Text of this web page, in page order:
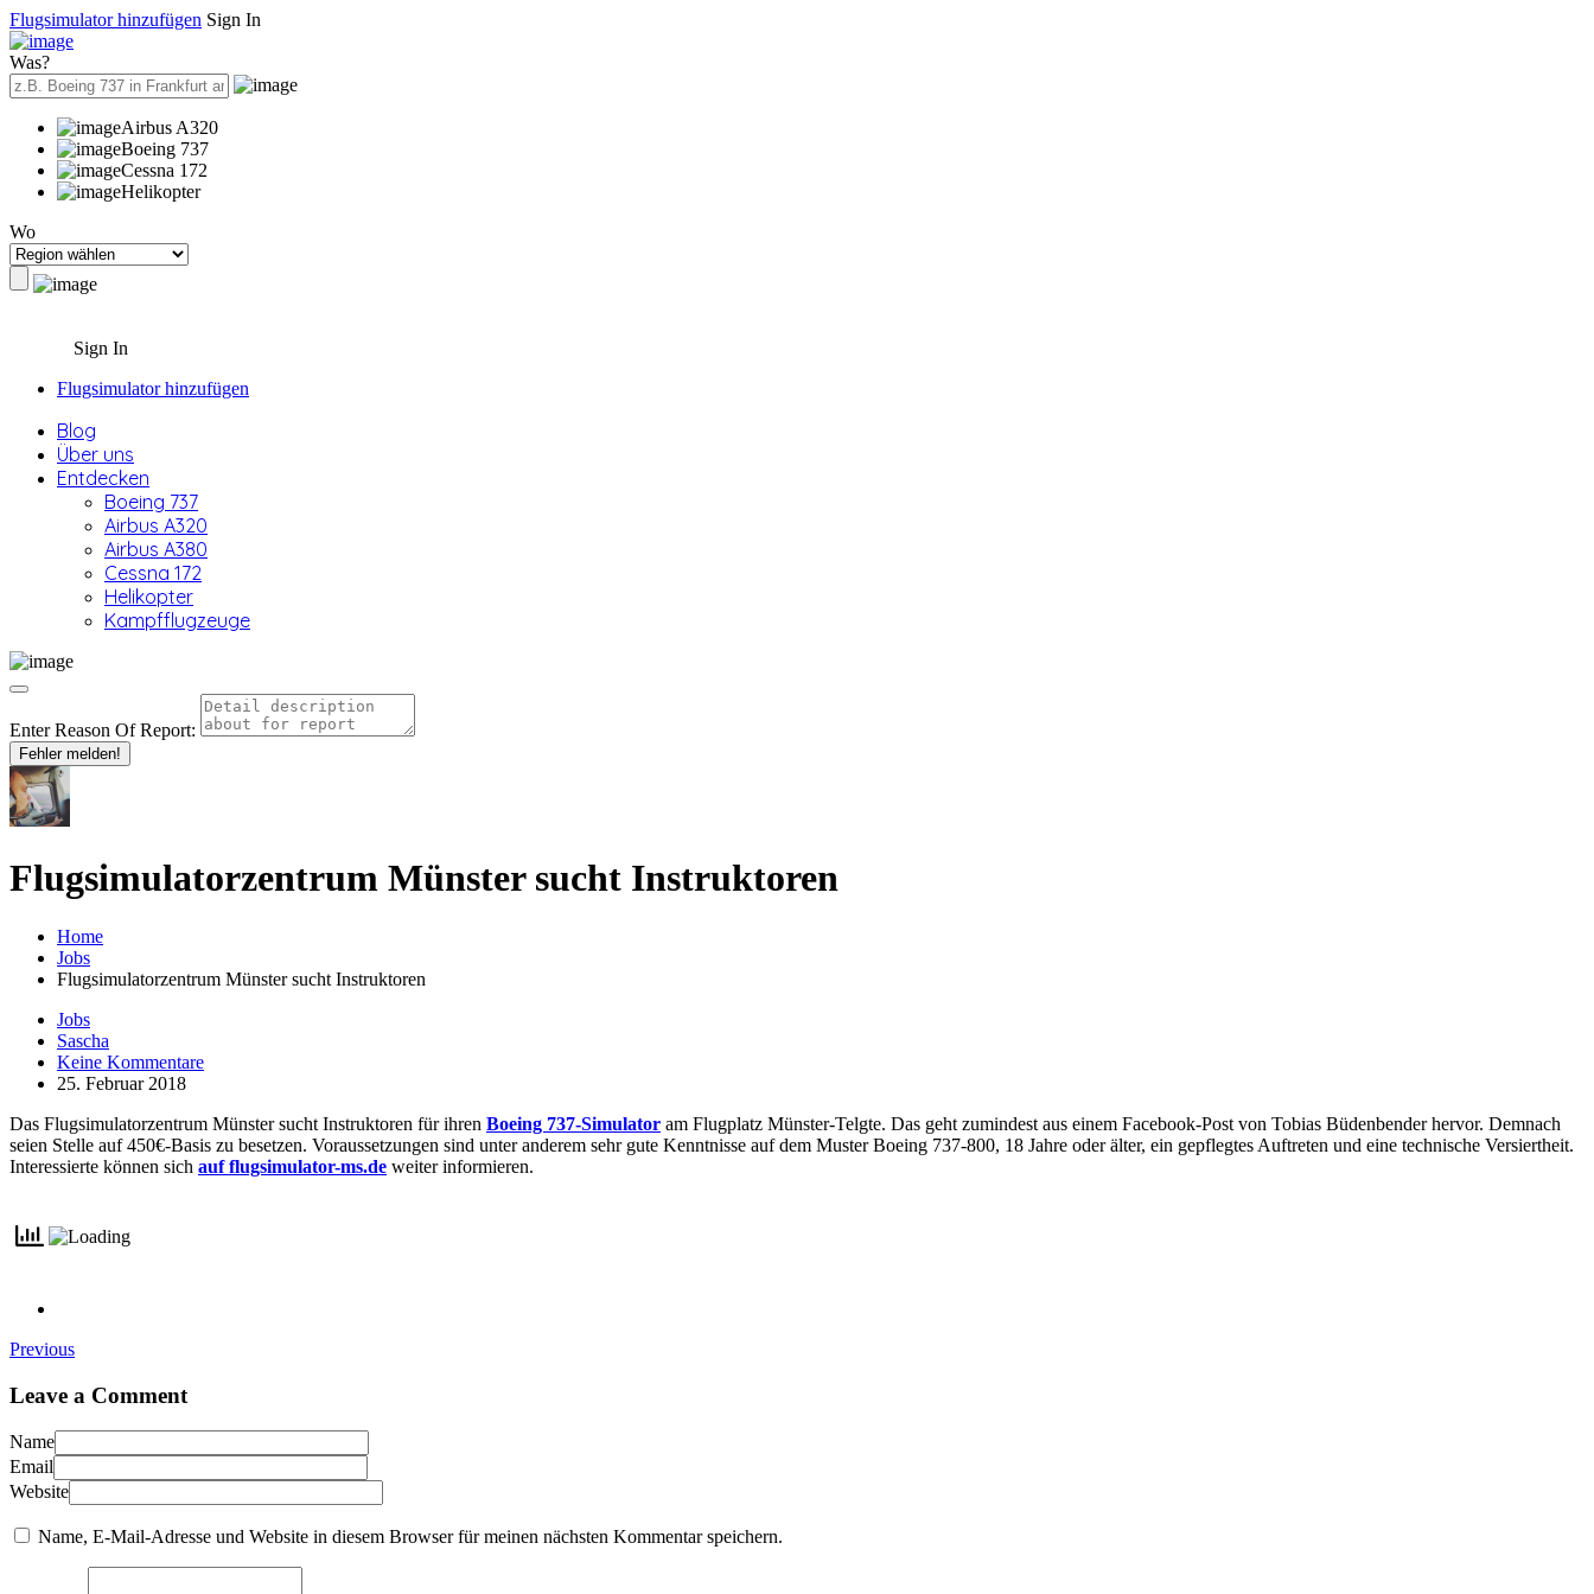
Flugsimulator hinzufügen Sign In
Was?
Airbus A320
Boeing 737
Cessna 172
Helikopter
Wo
Sign In
Flugsimulator hinzufügen
Blog
Über uns
Entdecken
Boeing 737
Airbus A320
Airbus A380
Cessna 172
Helikopter
Kampfflugzeuge
Enter Reason Of Report:
Fehler melden!
Flugsimulatorzentrum Münster sucht Instruktoren
Home
Jobs
Flugsimulatorzentrum Münster sucht Instruktoren
Jobs
Sascha
Keine Kommentare
25. Februar 2018
Das Flugsimulatorzentrum Münster sucht Instruktoren für ihren Boeing 737-Simulator am Flugplatz Münster-Telgte. Das geht zumindest aus einem Facebook-Post von Tobias Büdenbender hervor. Demnach
seien Stelle auf 450€-Basis zu besetzen. Voraussetzungen sind unter anderem sehr gute Kenntnisse auf dem Muster Boeing 737-800, 18 Jahre oder älter, ein gepflegtes Auftreten und eine technische Versiertheit.
Interessierte können sich auf flugsimulator-ms.de weiter informieren.
Previous
Leave a Comment
Name
Email
Website
Name, E-Mail-Adresse und Website in diesem Browser für meinen nächsten Kommentar speichern.